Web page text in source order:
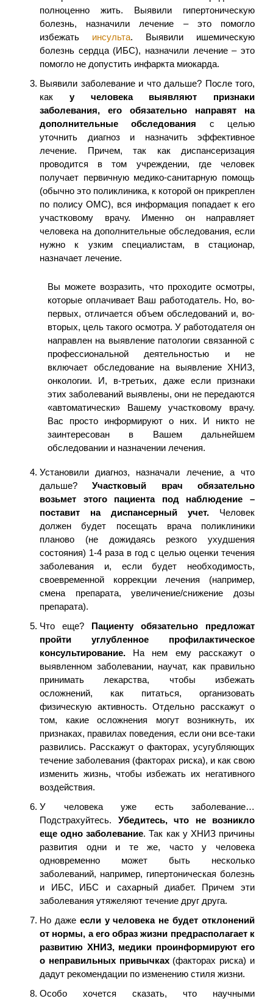
полноценно жить. Выявили гипертоническую
болезнь, назначили лечение – это помогло
избежать инсульта. Выявили ишемическую
болезнь сердца (ИБС), назначили лечение – это
помогло не допустить инфаркта миокарда.
Выявили заболевание и что дальше? После того,
как у человека выявляют признаки
заболевания, его обязательно направят на
дополнительные обследования с целью
уточнить диагноз и назначить эффективное
лечение. Причем, так как диспансеризация
проводится в том учреждении, где человек
получает первичную медико-санитарную помощь
(обычно это поликлиника, к которой он прикреплен
по полису ОМС), вся информация попадает к его
участковому врачу. Именно он направляет
человека на дополнительные обследования, если
нужно к узким специалистам, в стационар,
назначает лечение.
Вы можете возразить, что проходите осмотры,
которые оплачивает Ваш работодатель. Но, во-
первых, отличается объем обследований и, во-
вторых, цель такого осмотра. У работодателя он
направлен на выявление патологии связанной с
профессиональной деятельностью и не
включает обследование на выявление ХНИЗ,
онкологии. И, в-третьих, даже если признаки
этих заболеваний выявлены, они не передаются
«автоматически» Вашему участковому врачу.
Вас просто информируют о них. И никто не
заинтересован в Вашем дальнейшем
обследовании и назначении лечения.
Установили диагноз, назначали лечение, а что
дальше? Участковый врач обязательно
возьмет этого пациента под наблюдение –
поставит на диспансерный учет. Человек
должен будет посещать врача поликлиники
планово (не дожидаясь резкого ухудшения
состояния) 1-4 раза в год с целью оценки течения
заболевания и, если будет необходимость,
своевременной коррекции лечения (например,
смена препарата, увеличение/снижение дозы
препарата).
Что еще? Пациенту обязательно предложат
пройти углубленное профилактическое
консультирование. На нем ему расскажут о
выявленном заболевании, научат, как правильно
принимать лекарства, чтобы избежать
осложнений, как питаться, организовать
физическую активность. Отдельно расскажут о
том, какие осложнения могут возникнуть, их
признаках, правилах поведения, если они все-таки
развились. Расскажут о факторах, усугубляющих
течение заболевания (факторах риска), и как свою
изменить жизнь, чтобы избежать их негативного
воздействия.
У человека уже есть заболевание…
Подстрахуйтесь. Убедитесь, что не возникло
еще одно заболевание. Так как у ХНИЗ причины
развития одни и те же, часто у человека
одновременно может быть несколько
заболеваний, например, гипертоническая болезнь
и ИБС, ИБС и сахарный диабет. Причем эти
заболевания утяжеляют течение друг друга.
Но даже если у человека не будет отклонений
от нормы, а его образ жизни предрасполагает к
развитию ХНИЗ, медики проинформируют его
о неправильных привычках (факторах риска) и
дадут рекомендации по изменению стиля жизни.
Особо хочется сказать, что научными